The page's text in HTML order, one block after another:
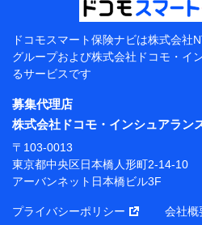
当該個人データを取り扱う各共
東京都千代田区永田町2丁目11
株式会社NTTドコモ 代表取締
東京都中央区日本橋人形町2-
本橋ビル 3F
長 吉村 忠義
※ 当社および株式会社NTTドコ
ソナルデータ憲章」に定める行
ドコモスマート保険ナビは株式会社
グループおよび株式会社ドコモ・イ
るサービスです
募集代理店
株式会社ドコモ・インシュアラン
〒103-0013
東京都中央区日本橋人形町2-14-10
アーバンネット日本橋ビル3F
プライバシーポリシー 会社概